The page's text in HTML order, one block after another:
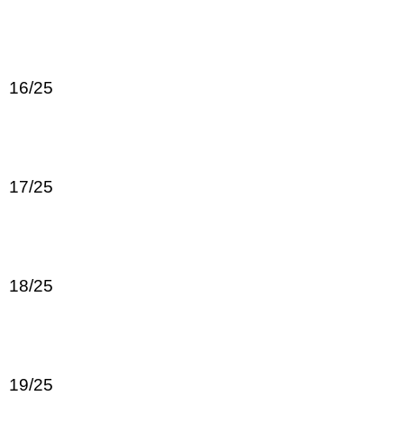
16/25
17/25
18/25
19/25